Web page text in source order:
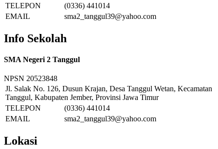
TELEPON
(0336) 441014
EMAIL
sma2_tanggul39@yahoo.com
Info Sekolah
SMA Negeri 2 Tanggul
NPSN 20523848
Jl. Salak No. 126, Dusun Krajan, Desa Tanggul Wetan, Kecamatan
Tanggul, Kabupaten Jember, Provinsi Jawa Timur
TELEPON
(0336) 441014
EMAIL
sma2_tanggul39@yahoo.com
Lokasi